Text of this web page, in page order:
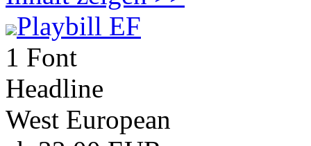
Playbill EF
1 Font
Headline
West European